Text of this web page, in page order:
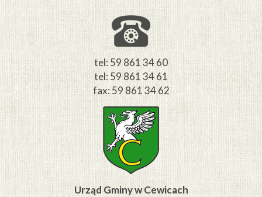
tel: 59 861 34 60
tel: 59 861 34 61
fax: 59 861 34 62
Urząd Gminy w Cewicach